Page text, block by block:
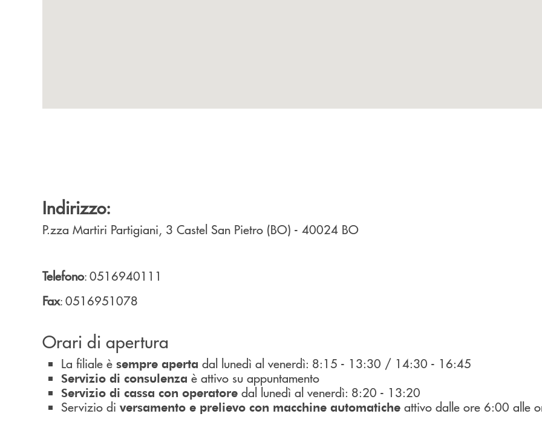
Indirizzo:
P.zza Martiri Partigiani, 3 Castel San Pietro (BO) - 40024 BO
Telefono: 0516940111
Fax: 0516951078
Orari di apertura
La filiale è sempre aperta dal lunedì al venerdì: 8:15 - 13:30 / 14:30 - 16:45
Servizio di consulenza è attivo su appuntamento
Servizio di cassa con operatore dal lunedì al venerdì: 8:20 - 13:20
Servizio di versamento e prelievo con macchine automatiche attivo dalle ore 6:00 alle